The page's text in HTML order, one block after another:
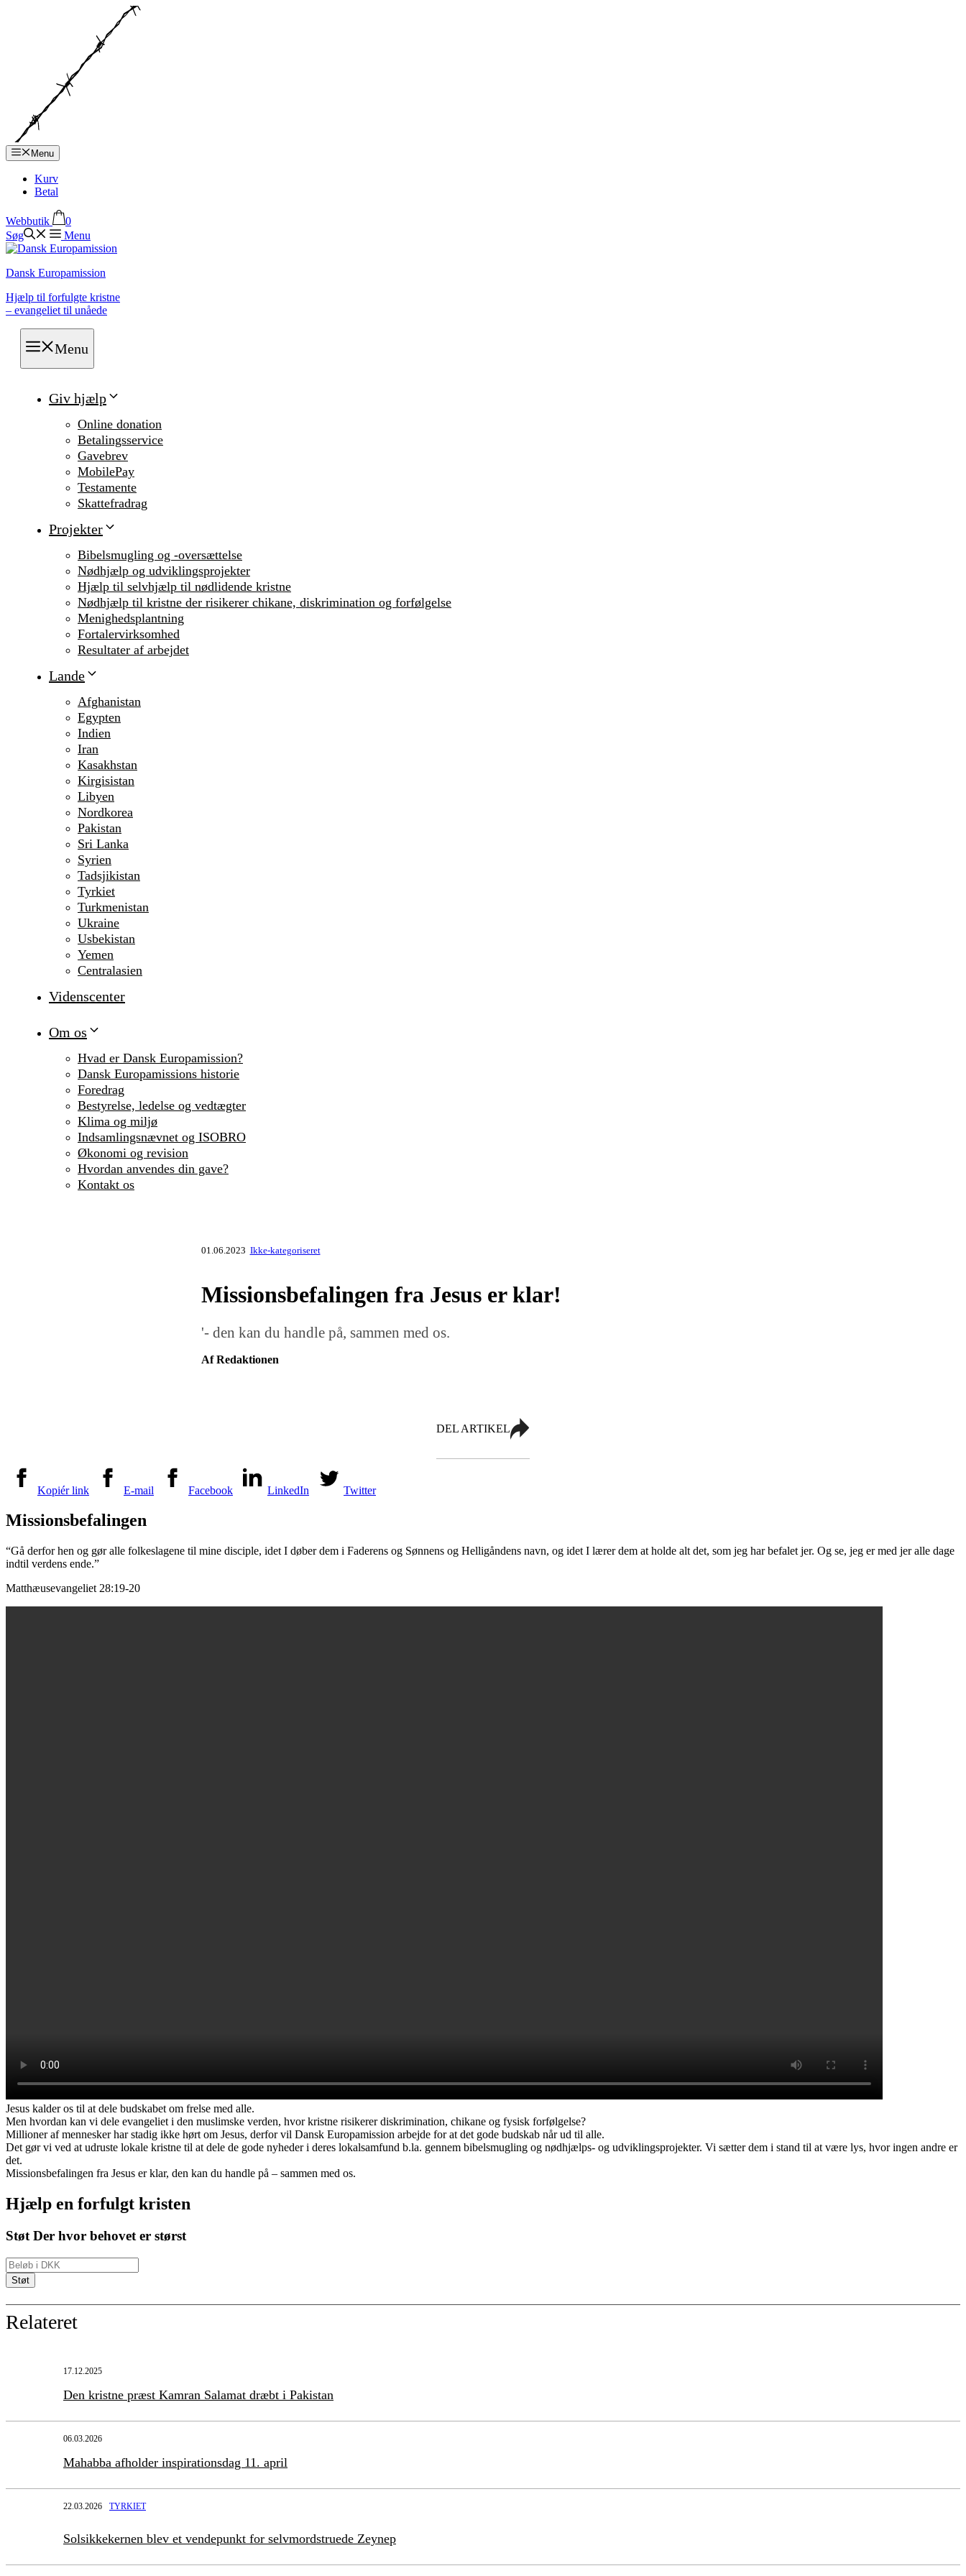
Menu
Kurv
Betal
Webbutik
0
Søg
Menu
Dansk Europamission
Hjælp til forfulgte kristne
– evangeliet til unåede
Menu
Giv hjælp
Online donation
Betalingsservice
Gavebrev
MobilePay
Testamente
Skattefradrag
Projekter
Bibelsmugling og -oversættelse
Nødhjælp og udviklingsprojekter
Hjælp til selvhjælp til nødlidende kristne
Nødhjælp til kristne der risikerer chikane, diskrimination og forfølgelse
Menighedsplantning
Fortalervirksomhed
Resultater af arbejdet
Lande
Afghanistan
Egypten
Indien
Iran
Kasakhstan
Kirgisistan
Libyen
Nordkorea
Pakistan
Sri Lanka
Syrien
Tadsjikistan
Tyrkiet
Turkmenistan
Ukraine
Usbekistan
Yemen
Centralasien
Videnscenter
Om os
Hvad er Dansk Europamission?
Dansk Europamissions historie
Foredrag
Bestyrelse, ledelse og vedtægter
Klima og miljø
Indsamlingsnævnet og ISOBRO
Økonomi og revision
Hvordan anvendes din gave?
Kontakt os
01.06.2023 Ikke-kategoriseret
Missionsbefalingen fra Jesus er klar!
'- den kan du handle på, sammen med os.
Af Redaktionen
DEL ARTIKEL
Kopiér link E-mail Facebook LinkedIn Twitter
Missionsbefalingen
“Gå derfor hen og gør alle folkeslagene til mine disciple, idet I døber dem i Faderens og Sønnens og Helligåndens navn, og idet I lærer dem at holde alt det, som jeg har befalet jer. Og se, jeg er med jer alle dage
indtil verdens ende.”
Matthæusevangeliet 28:19-20
Jesus kalder os til at dele budskabet om frelse med alle.
Men hvordan kan vi dele evangeliet i den muslimske verden, hvor kristne risikerer diskrimination, chikane og fysisk forfølgelse?
Millioner af mennesker har stadig ikke hørt om Jesus, derfor vil Dansk Europamission arbejde for at det gode budskab når ud til alle.
Det gør vi ved at udruste lokale kristne til at dele de gode nyheder i deres lokalsamfund b.la. gennem bibelsmugling og nødhjælps- og udviklingsprojekter. Vi sætter dem i stand til at være lys, hvor ingen andre er
det.
Missionsbefalingen fra Jesus er klar, den kan du handle på – sammen med os.
Hjælp en forfulgt kristen
Støt Der hvor behovet er størst
Relateret
17.12.2025
Den kristne præst Kamran Salamat dræbt i Pakistan
06.03.2026
Mahabba afholder inspirationsdag 11. april
22.03.2026 TYRKIET
Solsikkekernen blev et vendepunkt for selvmordstruede Zeynep